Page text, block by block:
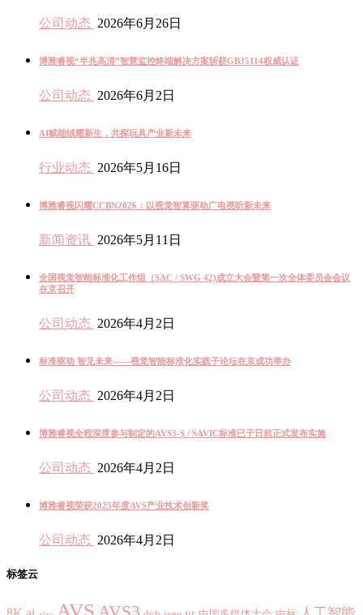
公司动态 2026年6月26日
博雅睿视“半兆高清”智慧监控终端解决方案斩获GB35114权威认证
公司动态 2026年6月2日
AI赋能绒耀新生，共探玩具产业新未来
行业动态 2026年5月16日
博雅睿视闪耀CCBN2026：以视觉智算驱动广电视听新未来
新闻资讯 2026年5月11日
全国视觉智能标准化工作组（SAC / SWG 42)成立大会暨第一次全体委员会会议
在京召开
公司动态 2026年4月2日
标准驱动 智见未来——视觉智能标准化实践子论坛在京成功举办
公司动态 2026年4月2日
博雅睿视全程深度参与制定的AVS3-S / SAVIC标准已于日前正式发布实施
公司动态 2026年4月2日
博雅睿视荣获2025年度AVS产业技术创新奖
公司动态 2026年4月2日
标签云
AVS